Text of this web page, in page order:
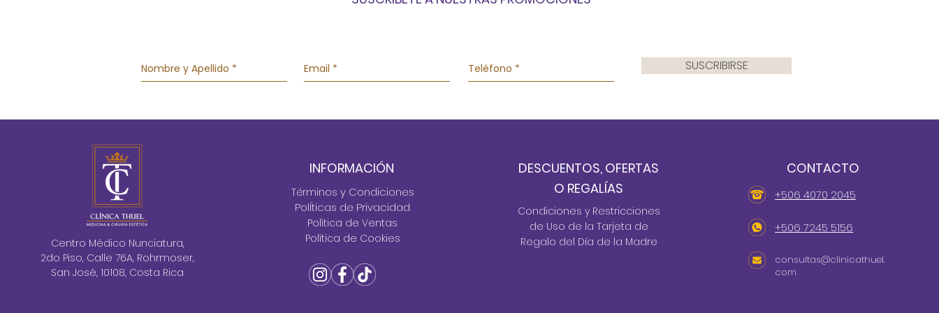
SUSCRIBIRSE
Centro Médico Nunciatura,
2do Piso, Calle 76A, Rohrmoser,
San José, 10108, Costa Rica
INFORMACIÓN
Términos y Condiciones
PolÍticas de Privacidad
Política de Ventas
Política de Cookies
DESCUENTOS, OFERTAS
O REGALÍAS
Condiciones y Restricciones
de Uso de la Tarjeta de
Regalo del Día de la Madre
CONTACTO
+506 4070 2045
+506 7245 5156
consultas@clinicathuel.
com